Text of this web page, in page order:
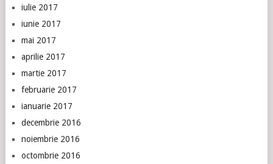
iulie 2017
iunie 2017
mai 2017
aprilie 2017
martie 2017
februarie 2017
ianuarie 2017
decembrie 2016
noiembrie 2016
octombrie 2016